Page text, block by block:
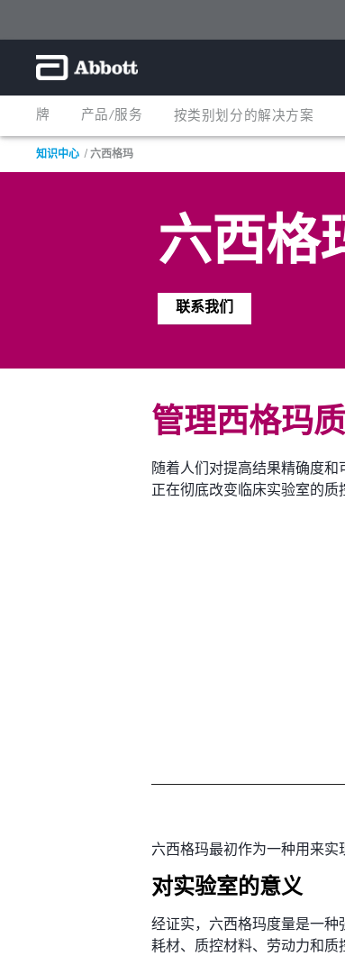
牌 产品/服务 按类别划分的解决方案
知识中心 六西格玛
六西格
联系我们
管理西格玛
随着人们对提高结果精确度
正在彻底改变临床实验室的质
六西格玛最初作为一种用来实
对实验室的意义
经证实，六西格玛度量是一种
耗材、质控材料、劳动力和质